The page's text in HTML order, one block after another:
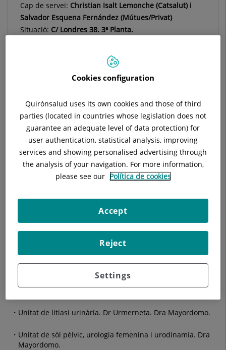
Cap de servei: Christian Isalt Lemonche (Catsalut) i
Salvador Esquena Fernández (Mútues/Privat)
Situació: C/ Londres 38. 3ª Planta.
Descripció Equip Mèdic Tècniques
El servei d'Urologia es composa de les següents unitats
subespecialitzades
Dra. Monlleó. Dr. Isalt. Dr. Rodríguez. Dra Mayordomo. Dr
Unitat de malalties prostàtiques. Hiperplàsia benigna de
pròstata. Dr Isalt. Dra Monlleó. Dr . Rodríguez. Dra.
Mayordomo. Dr. Salvador.
Unitat de litiasi urinària. Dr Urmerneta. Dra Mayordomo.
Unitat de sòl pèlvic, urologia femenina i urodinamia. Dra
Mayordomo.
Cookies configuration
Quirónsalud uses its own cookies and those of third
parties (located in countries whose legislation does not
guarantee an adequate level of data protection) for
user authentication, statistical analysis, improving
services and showing personalised advertising through
the analysis of your navigation. For more information,
please see our Política de cookies
Settings
Reject
Accept